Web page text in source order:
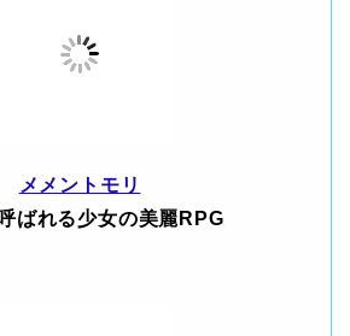
メメントモリ
ばれる少女の美麗RPG